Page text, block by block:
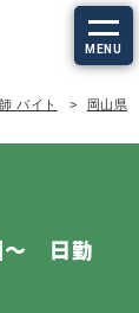
MENU
バイト 岡山県/
～ 日勤